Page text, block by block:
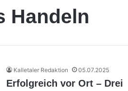
Handeln
Kalletaler Redaktion 05.07.2025
Erfolgreich vor Ort – Drei